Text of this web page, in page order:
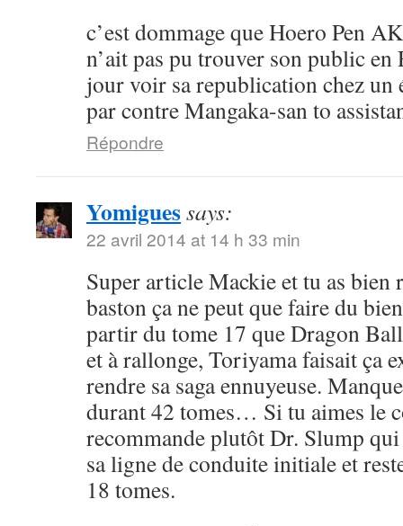
c’est dommage que Hoero Pen
n’ait pas pu trouver son public en
jour voir sa republication chez un
par contre Mangaka-san to
Répondre
Yomiguessays:
22 avril 2014 at 14 h 33 min
Super article Mackie et tu as bien
baston ça ne peut que faire du
partir du tome 17 que Dragon
et à rallonge, Toriyama faisait ça
rendre sa saga ennuyeuse.
durant 42 tomes… Si tu aimes le
recommande plutôt Dr. Slump qui
sa ligne de conduite initiale et
18 tomes.